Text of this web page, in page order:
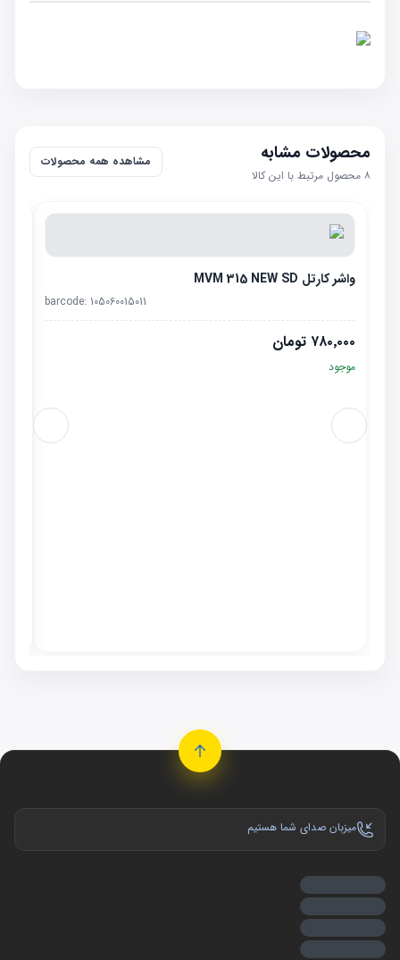
محصولات مشابه
۸ محصول مرتبط با این کالا
مشاهده همه محصولات
واشر کارتل MVM 315 NEW SD
barcode: 105060015011
۷۸۰٬۰۰۰ تومان
موجود
میزبان صدای شما هستیم